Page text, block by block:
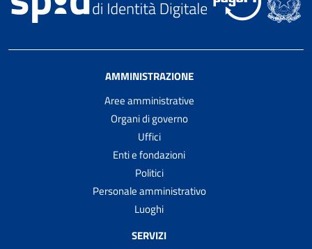
AMMINISTRAZIONE
Aree amministrative
Organi di governo
Uffici
Enti e fondazioni
Politici
Personale amministrativo
Luoghi
SERVIZI